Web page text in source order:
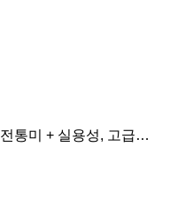
전통미 + 실용성, 고급